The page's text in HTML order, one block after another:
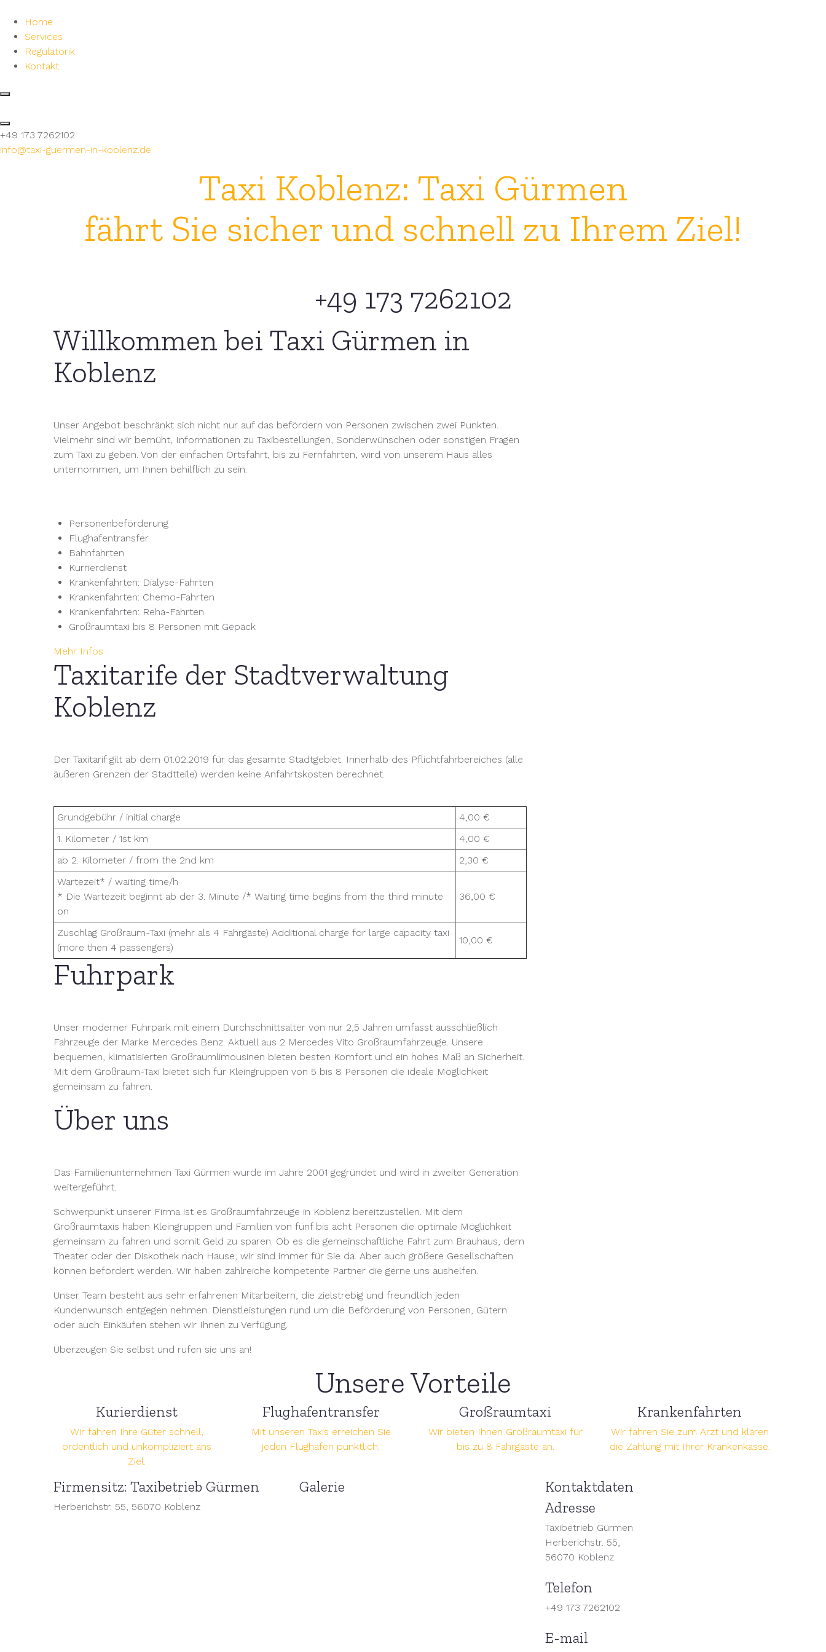
Home
Services
Regulatorik
Kontakt
+49 173 7262102
info@taxi-guermen-in-koblenz.de
Taxi Koblenz: Taxi Gürmen
fährt Sie sicher und schnell zu Ihrem Ziel!
+49 173 7262102
Willkommen bei Taxi Gürmen in
Koblenz
Unser Angebot beschränkt sich nicht nur auf das befördern von Personen zwischen zwei Punkten.
Vielmehr sind wir bemüht, Informationen zu Taxibestellungen, Sonderwünschen oder sonstigen Fragen
zum Taxi zu geben. Von der einfachen Ortsfahrt, bis zu Fernfahrten, wird von unserem Haus alles
unternommen, um Ihnen behilflich zu sein.
Personenbeförderung
Flughafentransfer
Bahnfahrten
Kurrierdienst
Krankenfahrten: Dialyse-Fahrten
Krankenfahrten: Chemo-Fahrten
Krankenfahrten: Reha-Fahrten
Großraumtaxi bis 8 Personen mit Gepäck
Mehr Infos
Taxitarife der Stadtverwaltung
Koblenz
Der Taxitarif gilt ab dem 01.02.2019 für das gesamte Stadtgebiet. Innerhalb des Pflichtfahrbereiches (alle
äußeren Grenzen der Stadtteile) werden keine Anfahrtskosten berechnet.
Grundgebühr / initial charge
4,00 €
1. Kilometer / 1st km
4,00 €
ab 2. Kilometer / from the 2nd km
2,30 €
Wartezeit* / waiting time/h
* Die Wartezeit beginnt ab der 3. Minute /* Waiting time begins from the third minute
on
36,00 €
Zuschlag Großraum-Taxi (mehr als 4 Fahrgäste) Additional charge for large capacity taxi
(more then 4 passengers)
10,00 €
Fuhrpark
Unser moderner Fuhrpark mit einem Durchschnittsalter von nur 2,5 Jahren umfasst ausschließlich
Fahrzeuge der Marke Mercedes Benz. Aktuell aus 2 Mercedes Vito Großraumfahrzeuge. Unsere
bequemen, klimatisierten Großraumlimousinen bieten besten Komfort und ein hohes Maß an Sicherheit.
Mit dem Großraum-Taxi bietet sich für Kleingruppen von 5 bis 8 Personen die ideale Möglichkeit
gemeinsam zu fahren.
Über uns
Das Familienunternehmen Taxi Gürmen wurde im Jahre 2001 gegründet und wird in zweiter Generation
weitergeführt.
Schwerpunkt unserer Firma ist es Großraumfahrzeuge in Koblenz bereitzustellen. Mit dem
Großraumtaxis haben Kleingruppen und Familien von fünf bis acht Personen die optimale Möglichkeit
gemeinsam zu fahren und somit Geld zu sparen. Ob es die gemeinschaftliche Fahrt zum Brauhaus, dem
Theater oder der Diskothek nach Hause, wir sind immer für Sie da. Aber auch größere Gesellschaften
können befördert werden. Wir haben zahlreiche kompetente Partner die gerne uns aushelfen.
Unser Team besteht aus sehr erfahrenen Mitarbeitern, die zielstrebig und freundlich jeden
Kundenwunsch entgegen nehmen. Dienstleistungen rund um die Beförderung von Personen, Gütern
oder auch Einkäufen stehen wir Ihnen zu Verfügung.
Überzeugen Sie selbst und rufen sie uns an!
Unsere Vorteile
Kurierdienst
Wir fahren Ihre Güter schnell,
ordentlich und unkompliziert ans
Ziel.
Flughafentransfer
Mit unseren Taxis erreichen Sie
jeden Flughafen pünktlich.
Großraumtaxi
Wir bieten Ihnen Großraumtaxi für
bis zu 8 Fahrgäste an.
Krankenfahrten
Wir fahren Sie zum Arzt und klären
die Zahlung mit Ihrer Krankenkasse.
Firmensitz: Taxibetrieb Gürmen
Herberichstr. 55, 56070 Koblenz
Galerie
Kontaktdaten
Adresse
Taxibetrieb Gürmen
Herberichstr. 55,
56070 Koblenz
Telefon
+49 173 7262102
E-mail